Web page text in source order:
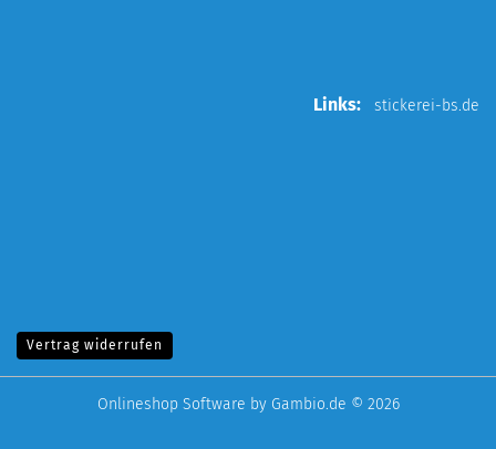
Links: stickerei-bs.de
Vertrag widerrufen
Onlineshop Software by Gambio.de © 2026